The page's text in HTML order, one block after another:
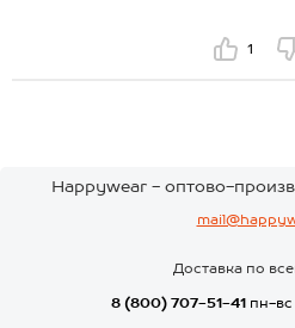
1
Happywear - оптово-
Доставка по
8 (800) 707-51-41 пн-вс